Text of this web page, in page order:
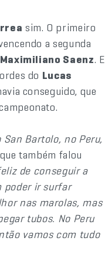
sim. O primeiro
a segunda
Maximiliano Saenz. E
do Lucas
conseguido, que
Bartolo, no Peru,
também falou
de conseguir a
poder ir surfar
nas marolas, mas
tubos. No Peru
vamos com tudo